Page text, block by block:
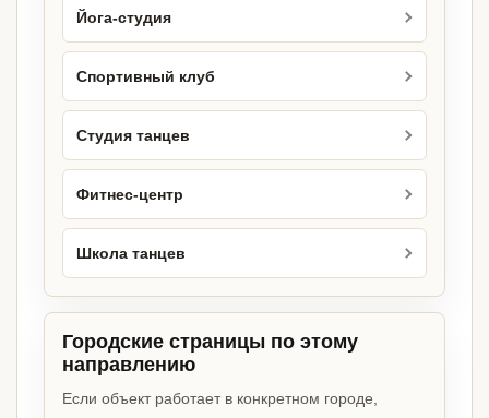
Йога-студия
Спортивный клуб
Студия танцев
Фитнес-центр
Школа танцев
Городские страницы по этому
направлению
Если объект работает в конкретном городе,